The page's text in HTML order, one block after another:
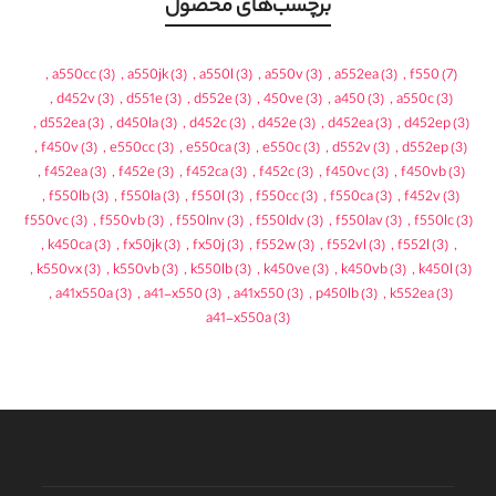
برچسب‌های محصول
f550(7)
,
a552ea(3)
,
a550v(3)
,
a550l(3)
,
a550jk(3)
,
a550cc(3)
,
a550c(3)
,
a450(3)
,
450ve(3)
,
d552e(3)
,
d551e(3)
,
d452v(3)
,
d452ep(3)
,
d452ea(3)
,
d452e(3)
,
d452c(3)
,
d450la(3)
,
d552ea(3)
,
d552ep(3)
,
d552v(3)
,
e550c(3)
,
e550ca(3)
,
e550cc(3)
,
f450v(3)
,
f450vb(3)
,
f450vc(3)
,
f452c(3)
,
f452ca(3)
,
f452e(3)
,
f452ea(3)
,
f452v(3)
,
f550ca(3)
,
f550cc(3)
,
f550l(3)
,
f550la(3)
,
f550lb(3)
,
f550lc(3)
,
f550lav(3)
,
f550ldv(3)
,
f550lnv(3)
,
f550vb(3)
,
f550vc(3)
,
f552l(3)
,
f552vl(3)
,
f552w(3)
,
fx50j(3)
,
fx50jk(3)
,
k450ca(3)
,
k450l(3)
,
k450vb(3)
,
k450ve(3)
,
k550lb(3)
,
k550vb(3)
,
k550vx(3)
,
k552ea(3)
,
p450lb(3)
,
a41x550(3)
,
a41-x550(3)
,
a41x550a(3)
,
a41-x550a(3)